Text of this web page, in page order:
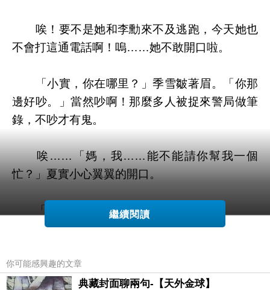
唉！要不是她和李勳來不及逃跑，今天她也
不會打這通電話啊！嗚……她不敢開口啦。
「小實，你在哪里？」季雪皺著眉。「你那
邊好吵。」當然吵啊！那麼多人被捉來警局做筆
錄，不吵才有鬼。
唉……「媽，我……能不能請你幫我一個
忙？」夏實小心翼翼的開口。
「什麼忙？」
言，季雪的電話滑落掌心，咚一聲掉在地上……
繼續閱讀
你可能感興趣的文章
典藏封面聊兩句-【天外金球】